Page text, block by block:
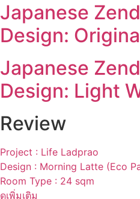
Japanese
Design:
Japanese
Design: Light
Review
Project : Life Ladprao
Design : Morning Latte (Eco
Room Type : 24 sqm
ดูเพิ่มเติม